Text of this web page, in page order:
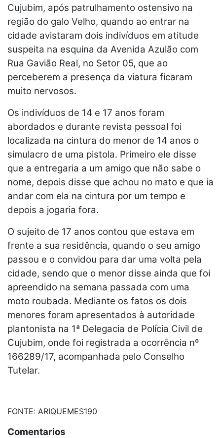
Cujubim, após patrulhamento ostensivo na
região do galo Velho, quando ao entrar na
cidade avistaram dois indivíduos em atitude
suspeita na esquina da Avenida Azulão com
Rua Gavião Real, no Setor 05, que ao
perceberem a presença da viatura ficaram
muito nervosos.
Os indivíduos de 14 e 17 anos foram
abordados e durante revista pessoal foi
localizada na cintura do menor de 14 anos o
simulacro de uma pistola. Primeiro ele disse
que a entregaria a um amigo que não sabe o
nome, depois disse que achou no mato e que ia
andar com ela na cintura por um tempo e
depois a jogaria fora.
O sujeito de 17 anos contou que estava em
frente a sua residência, quando o seu amigo
passou e o convidou para dar uma volta pela
cidade, sendo que o menor disse ainda que foi
apreendido na semana passada com uma
moto roubada. Mediante os fatos os dois
menores foram apresentados à autoridade
plantonista na 1ª Delegacia de Polícia Civil de
Cujubim, onde foi registrada a ocorrência nº
166289/17, acompanhada pelo Conselho
Tutelar.
FONTE: ARIQUEMES190
Comentarios